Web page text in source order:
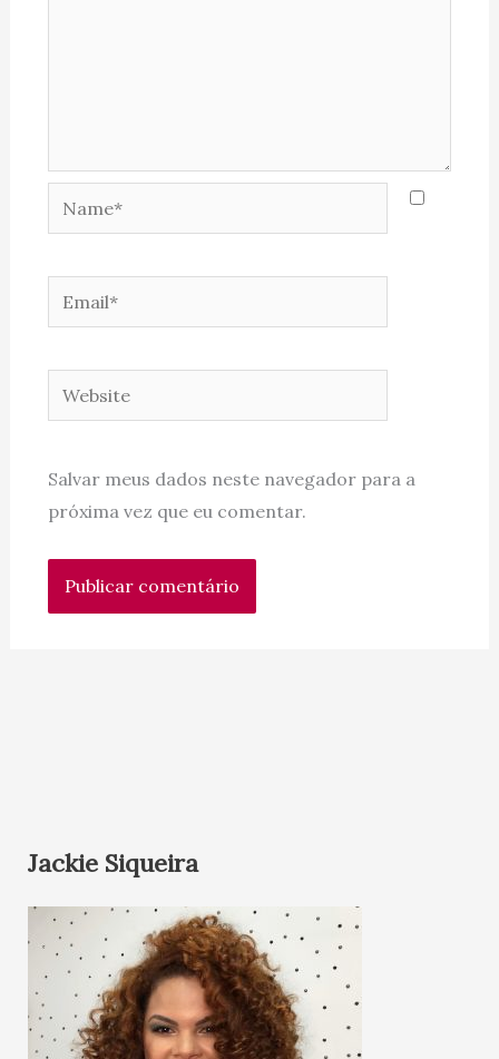
Name*
Email*
Website
Salvar meus dados neste navegador para a
próxima vez que eu comentar.
Jackie Siqueira